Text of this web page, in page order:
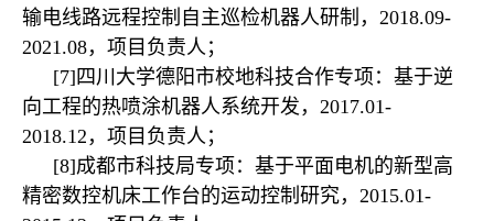
输电线路远程控制自主巡检机器人研制，2018.09-
2021.08，项目负责人；
[7]四川大学德阳市校地科技合作专项：基于逆
向工程的热喷涂机器人系统开发，2017.01-
2018.12，项目负责人；
[8]成都市科技局专项：基于平面电机的新型高
精密数控机床工作台的运动控制研究，2015.01-